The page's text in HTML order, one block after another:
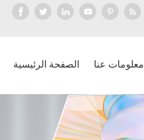
الصفحة الرئيسية معلومات عنا